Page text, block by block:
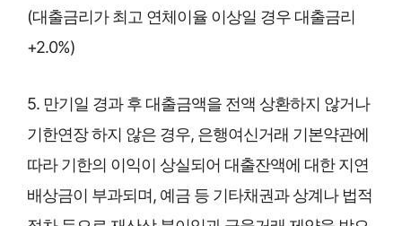
(대출금리가 최고 연체이율 이상일 경우 대출금리
+2.0%)
5. 만기일 경과 후 대출금액을 전액 상환하지 않거나
기한연장 하지 않은 경우, 은행여신거래 기본약관에
따라 기한의 이익이 상실되어 대출잔액에 대한 지연
배상금이 부과되며, 예금 등 기타채권과 상계나 법적